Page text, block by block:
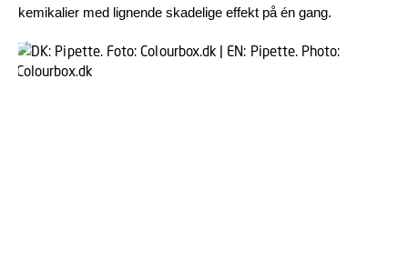
kemikalier med lignende skadelige effekt på én gang.